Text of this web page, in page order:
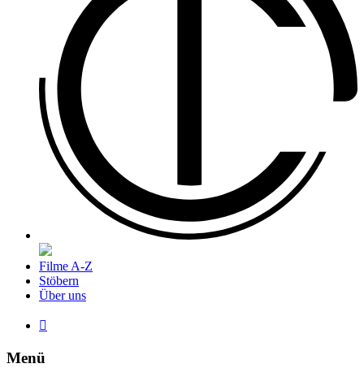
Filme A-Z
Stöbern
Über uns

Menü